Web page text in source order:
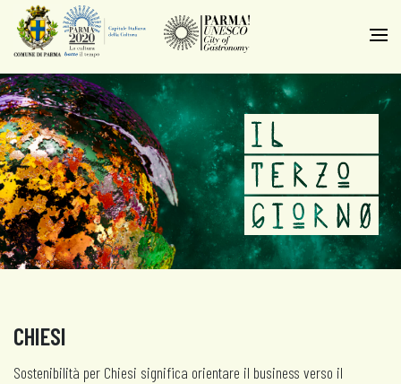
CHIESI
Sostenibilità per Chiesi significa orientare il business verso il